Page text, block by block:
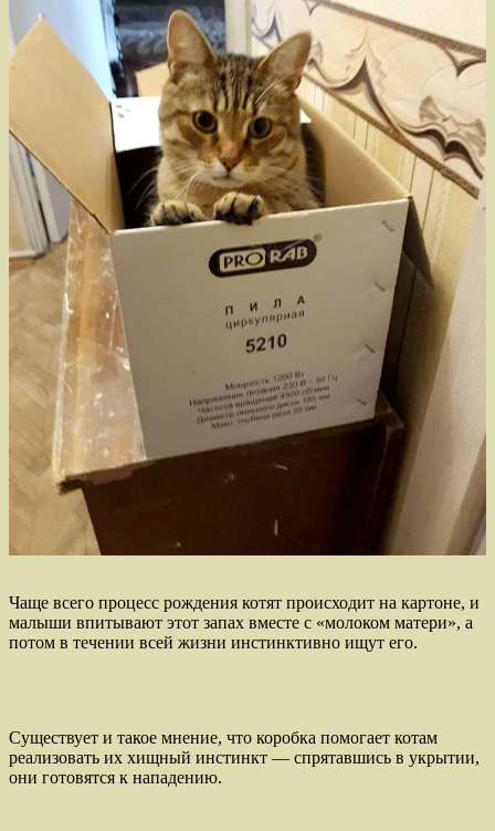
Чаще всего процесс рождения котят происходит на картоне, и
малыши впитывают этот запах вместе с «молоком матери», а
потом в течении всей жизни инстинктивно ищут его.
Существует и такое мнение, что коробка помогает котам
реализовать их хищный инстинкт — спрятавшись в укрытии,
они готовятся к нападению.